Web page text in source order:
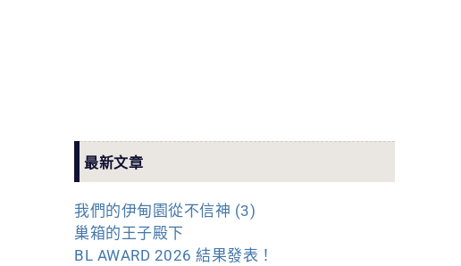
最新文章
我們的伊甸園從不信神 (3)
巢箱的王子殿下
BL AWARD 2026 結果發表！